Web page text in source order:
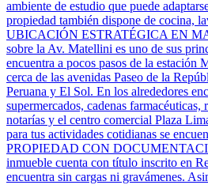
ambiente de estudio que puede
propiedad también dispone de cocina,
UBICACIÓN ESTRATÉGICA EN
sobre la Av. Matellini es uno de sus
encuentra a pocos pasos de la
cerca de las avenidas Paseo de la
Peruana y El Sol. En los alrededores
supermercados, cadenas farmacéuticas,
notarías y el centro comercial Plaza
para tus actividades cotidianas se
PROPIEDAD CON
inmueble cuenta con título inscrito en
encuentra sin cargas ni gravámenes.